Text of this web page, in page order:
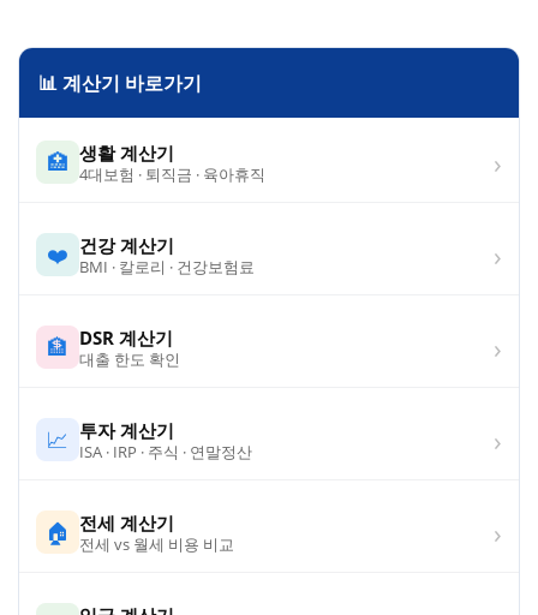
📊 계산기 바로가기
🏥 생활 계산기
4대보험 · 퇴직금 · 육아휴직 ›
❤️ 건강 계산기
BMI · 칼로리 · 건강보험료 ›
🏦 DSR 계산기
대출 한도 확인 ›
📈 투자 계산기
ISA · IRP · 주식 · 연말정산 ›
🏠 전세 계산기
전세 vs 월세 비용 비교 ›